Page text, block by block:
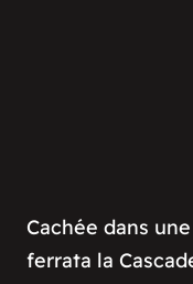
Cachée dans
ferrata la